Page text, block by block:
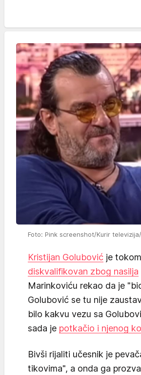
Foto: Pink screenshot/Kurir
Kristijan Golubović je
diskvalifikovan zbog nasilja
Marinkoviću rekao da je
Golubović se tu nije
bilo kakvu vezu sa
sada je potkačio i njenog
Bivši rijaliti učesnik je
tikovima", a onda ga